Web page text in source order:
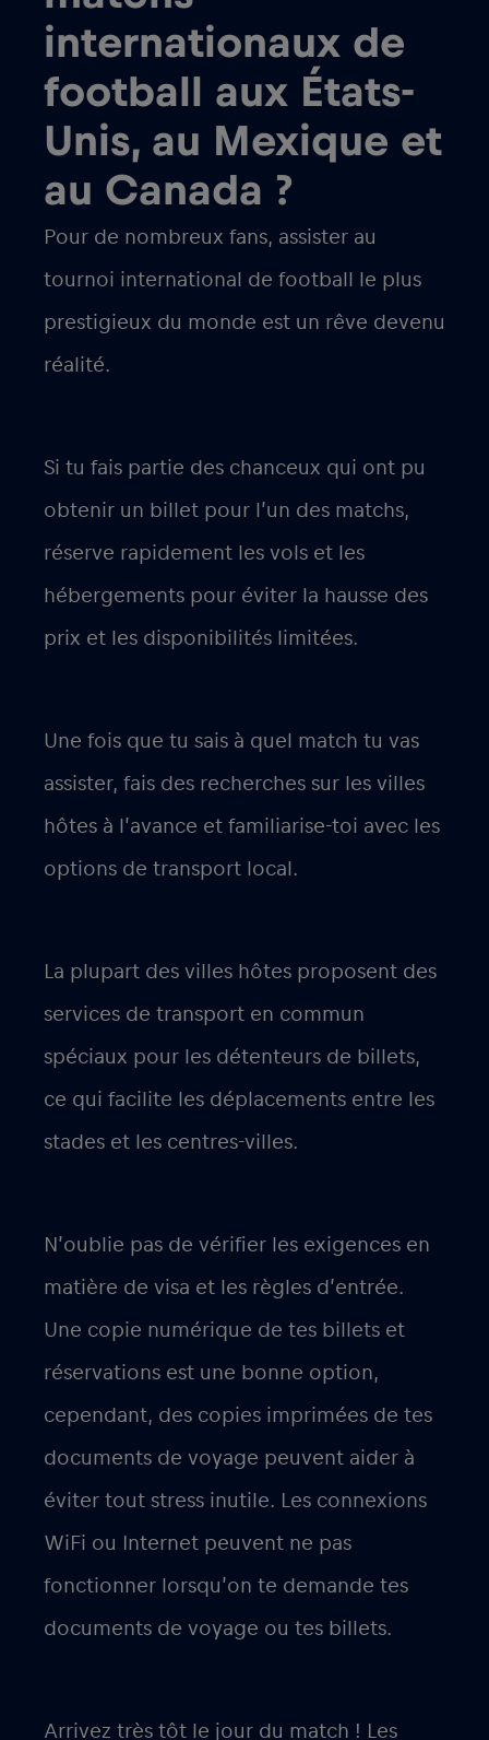
internationaux de
football aux États-
Unis, au Mexique et
au Canada ?
Pour de nombreux fans, assister au
tournoi international de football le plus
prestigieux du monde est un rêve devenu
réalité.
Si tu fais partie des chanceux qui ont pu
obtenir un billet pour l’un des matchs,
réserve rapidement les vols et les
hébergements pour éviter la hausse des
prix et les disponibilités limitées.
Une fois que tu sais à quel match tu vas
assister, fais des recherches sur les villes
hôtes à l’avance et familiarise-toi avec les
options de transport local.
La plupart des villes hôtes proposent des
services de transport en commun
spéciaux pour les détenteurs de billets,
ce qui facilite les déplacements entre les
stades et les centres-villes.
N’oublie pas de vérifier les exigences en
matière de visa et les règles d’entrée.
Une copie numérique de tes billets et
réservations est une bonne option,
cependant, des copies imprimées de tes
documents de voyage peuvent aider à
éviter tout stress inutile. Les connexions
WiFi ou Internet peuvent ne pas
fonctionner lorsqu’on te demande tes
documents de voyage ou tes billets.
Arrivez très tôt le jour du match ! Les